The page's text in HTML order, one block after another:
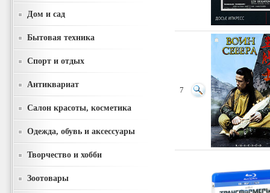
Дом и сад
Бытовая техника
Спорт и отдых
Антиквариат
Салон красоты, косметика
Одежда, обувь и аксессуары
Творчество и хобби
Зоотовары
7